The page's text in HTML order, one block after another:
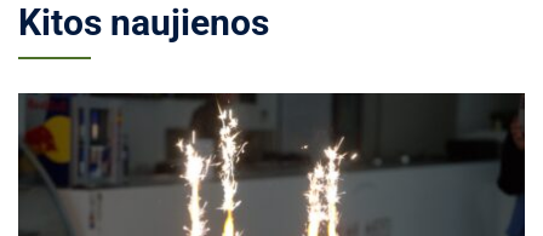
Kitos naujienos